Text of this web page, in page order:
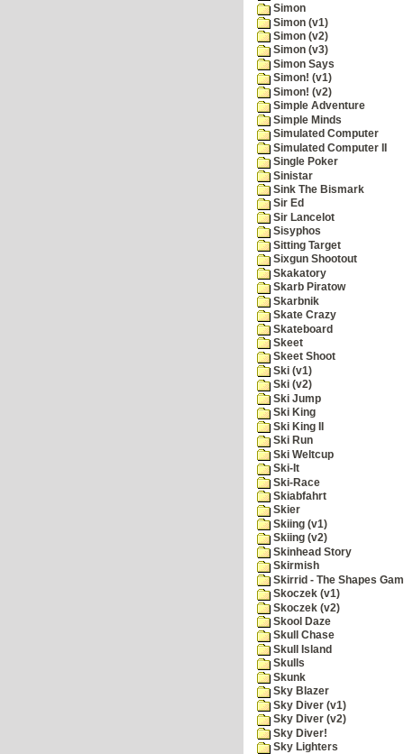
Simon
Simon (v1)
Simon (v2)
Simon (v3)
Simon Says
Simon! (v1)
Simon! (v2)
Simple Adventure
Simple Minds
Simulated Computer
Simulated Computer II
Single Poker
Sinistar
Sink The Bismark
Sir Ed
Sir Lancelot
Sisyphos
Sitting Target
Sixgun Shootout
Skakatory
Skarb Piratow
Skarbnik
Skate Crazy
Skateboard
Skeet
Skeet Shoot
Ski (v1)
Ski (v2)
Ski Jump
Ski King
Ski King II
Ski Run
Ski Weltcup
Ski-It
Ski-Race
Skiabfahrt
Skier
Skiing (v1)
Skiing (v2)
Skinhead Story
Skirmish
Skirrid - The Shapes
Skoczek (v1)
Skoczek (v2)
Skool Daze
Skull Chase
Skull Island
Skulls
Skunk
Sky Blazer
Sky Diver (v1)
Sky Diver (v2)
Sky Diver!
Sky Lighters